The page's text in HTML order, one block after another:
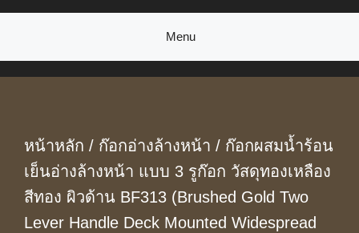
Menu
หน้าหลัก / ก๊อกอ่างล้างหน้า / ก๊อกผสมน้ำร้อน
เย็นอ่างล้างหน้า แบบ 3 รูก๊อก วัสดุทองเหลือง
สีทอง ผิวด้าน BF313 (Brushed Gold Two
Lever Handle Deck Mounted Widespread